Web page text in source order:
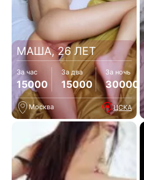
МАША, 26 ЛЕТ
За час
15000
За два
15000
За ночь
30000
Москва ЦСКА